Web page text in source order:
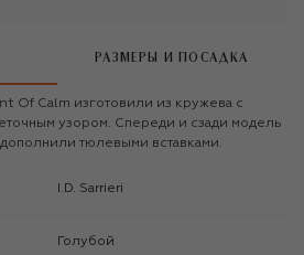
РАЗМЕРЫ И ПОСАДКА
Of Calm изготовили из кружева с
узором. Спереди и сзади модель
тюлевыми вставками.
I.D. Sarrieri
Голубой